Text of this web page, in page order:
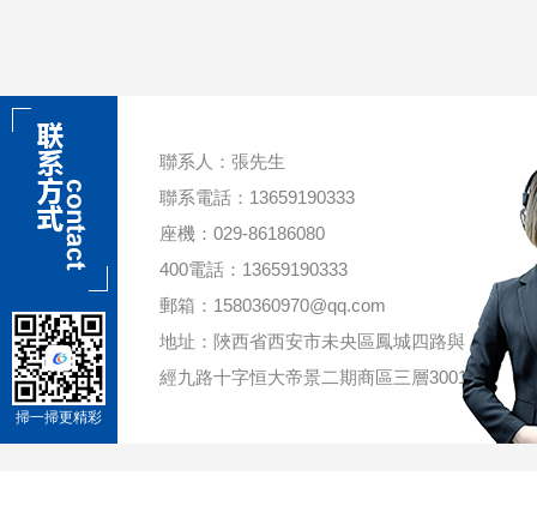
掃一掃更精彩
聯系人：張先生
聯系電話：13659190333
座機：029-86186080
400電話：13659190333
郵箱：1580360970@qq.com
地址：陜西省西安市未央區鳳城四路與
經九路十字恒大帝景二期商區三層3001